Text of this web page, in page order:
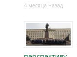
4 месяца назад